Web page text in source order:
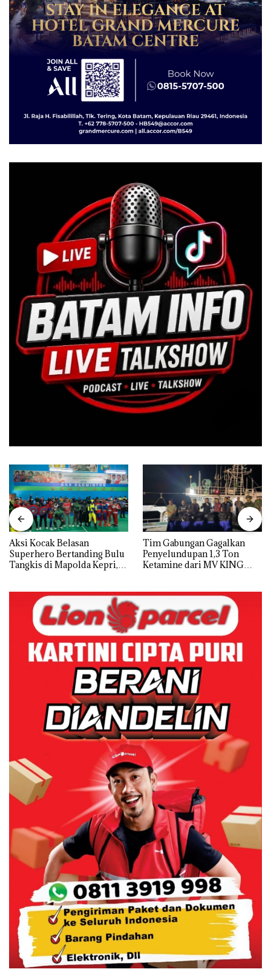
Aksi Kocak Belasan
Superhero Bertanding Bulu
Tangkis di Mapolda Kepri,
Tim Gabungan Gagalkan
Penyelundupan 1,3 Ton
Ketamine dari MV KING